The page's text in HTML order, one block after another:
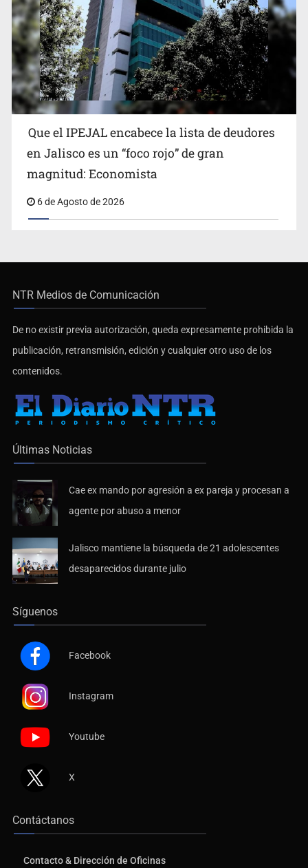
Que el IPEJAL encabece la lista de deudores
en Jalisco es un “foco rojo” de gran
magnitud: Economista
6 de Agosto de 2026
NTR Medios de Comunicación
De no existir previa autorización, queda expresamente prohibida la
publicación, retransmisión, edición y cualquier otro uso de los
contenidos.
Últimas Noticias
Cae ex mando por agresión a ex pareja y procesan a
agente por abuso a menor
Jalisco mantiene la búsqueda de 21 adolescentes
desaparecidos durante julio
Síguenos
Facebook
Instagram
Youtube
X
Contáctanos
Contacto & Dirección de Oficinas